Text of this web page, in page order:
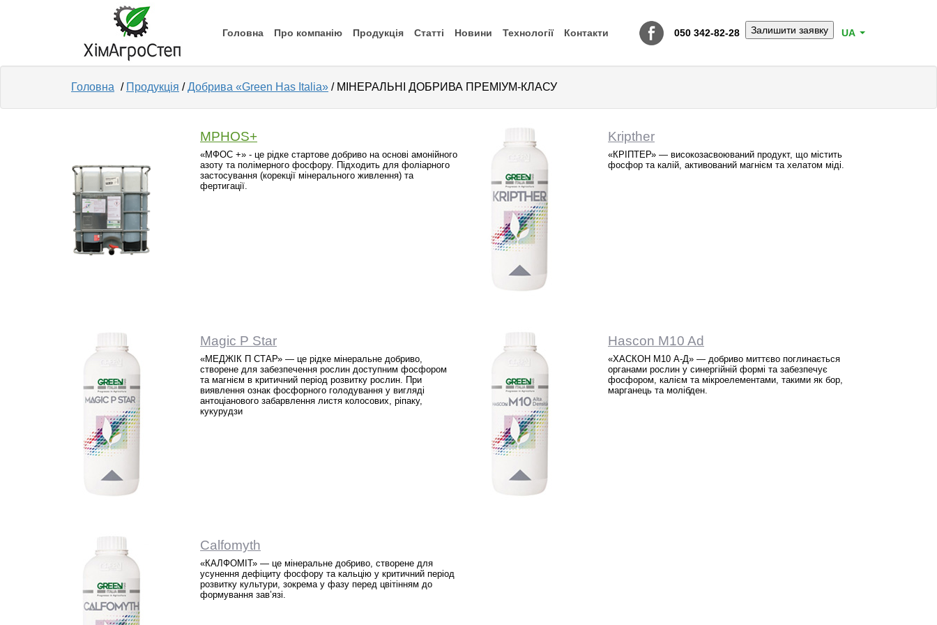
UA
050 342-82-28 Залишити заявку
Головна Про компанію Продукція Статті Новини Технології Контакти
Головна / Продукція /Добрива «Green Has Italia» / МІНЕРАЛЬНІ ДОБРИВА ПРЕМІУМ-КЛАСУ
MPHOS+
«МФОС +» - це рідке стартове добриво на основі амонійного
азоту та полімерного фосфору. Підходить для фоліарного
застосування (корекції мінерального живлення) та
фертигації.
Kripther
«КРІПТЕР» — високозасвоюваний продукт, що містить
фосфор та калій, активований магнієм та хелатом міді.
Magic P Star
«МЕДЖІК П СТАР» — це рідке мінеральне добриво,
створене для забезпечення рослин доступним фосфором
та магнієм в критичний період розвитку рослин. При
виявлення ознак фосфорного голодування у вигляді
антоціанового забарвлення листя колосових, ріпаку,
кукурудзи
Hascon M10 Ad
«ХАСКОН M10 А-Д» — добриво миттєво поглинається
органами рослин у синергійній формі та забезпечує
фосфором, калієм та мікроелементами, такими як бор,
марганець та молібден.
Calfomyth
«КАЛФОМІТ» — це мінеральне добриво, створене для
усунення дефіциту фосфору та кальцію у критичний період
розвитку культури, зокрема у фазу перед цвітінням до
формування зав’язі.